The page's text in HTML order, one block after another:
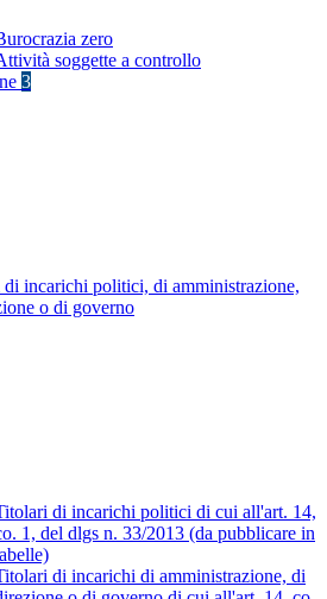
zero
soggette a controllo
3
incarichi politici, di amministrazione,
o di governo
di incarichi politici di cui all'art. 14,
1, del dlgs n. 33/2013 (da pubblicare in
di incarichi di amministrazione, di